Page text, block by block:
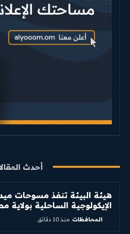
أحدث
هيئة البيئة تنفذ مسوحات
الإيكولوجية الساحلية بولاية
المحافظات منذ 10 دقائق